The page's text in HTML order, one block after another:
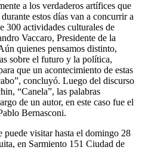
a los verdaderos artífices que
estos días van a concurrir a
300 actividades culturales de
Vaccaro, Presidente de la
quienes pensamos distinto,
sobre el futuro y la política,
que un acontecimiento de estas
concluyó. Luego del discurso
“Canela”, las palabras
de un autor, en este caso fue el
Bernasconi.
puede visitar hasta el domingo 28
en Sarmiento 151 Ciudad de